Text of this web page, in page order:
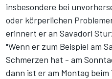
insbesondere bei
oder körperlichen
erinnert er an Savadori
"Wenn er zum Beispiel am
Schmerzen hat - am
dann ist er am Montag